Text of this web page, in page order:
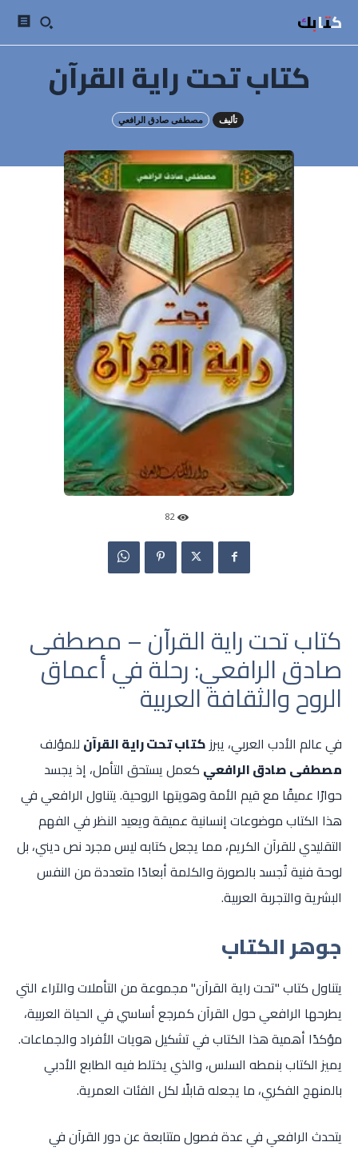
كتابك
كتاب تحت راية القرآن
تأليف مصطفى صادق الرافعي
82
كتاب تحت راية القرآن – مصطفى
صادق الرافعي: رحلة في أعماق
الروح والثقافة العربية
في عالم الأدب العربي، يبرزكتاب تحت راية القرآن للمؤلف
مصطفى صادق الرافعي كعمل يستحق التأمل، إذ يجسد
حوارًا عميقًا مع قيم الأمة وهويتها الروحية. يتناول الرافعي في
هذا الكتاب موضوعات إنسانية عميقة ويعيد النظر في الفهم
التقليدي للقرآن الكريم، مما يجعل كتابه ليس مجرد نص ديني، بل
لوحة فنية تُجسد بالصورة والكلمة أبعادًا متعددة من النفس
البشرية والتجربة العربية.
جوهر الكتاب
يتناول كتاب "تحت راية القرآن" مجموعة من التأملات والآراء التي
يطرحها الرافعي حول القرآن كمرجع أساسي في الحياة العربية،
مؤكدًا أهمية هذا الكتاب في تشكيل هويات الأفراد والجماعات.
يميز الكتاب بنمطه السلس، والذي يختلط فيه الطابع الأدبي
بالمنهج الفكري، ما يجعله قابلًا لكل الفئات العمرية.
يتحدث الرافعي في عدة فصول متتابعة عن دور القرآن في